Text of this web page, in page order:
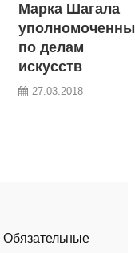
Марка Шагала
по делам
искусств
27.03.2018
Обязательные